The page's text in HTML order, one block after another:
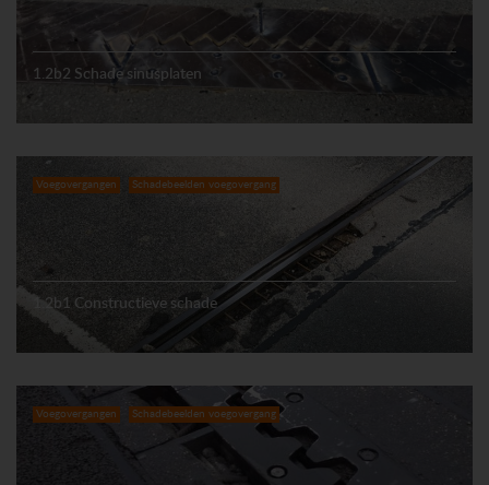
1.2b2 Schade sinusplaten
Voegovergangen Schadebeelden voegovergang
1.2b1 Constructieve schade
Voegovergangen Schadebeelden voegovergang